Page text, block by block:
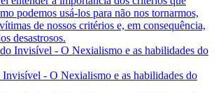
podemos usá-los para não nos tornarmos,
de nossos critérios e, em consequência,
desastrosos.
Invisível - O Nexialismo e as habilidades do